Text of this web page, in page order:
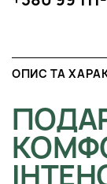
ОПИС ТА